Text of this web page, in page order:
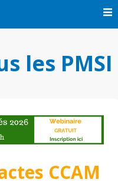
les PMSI
CCAM